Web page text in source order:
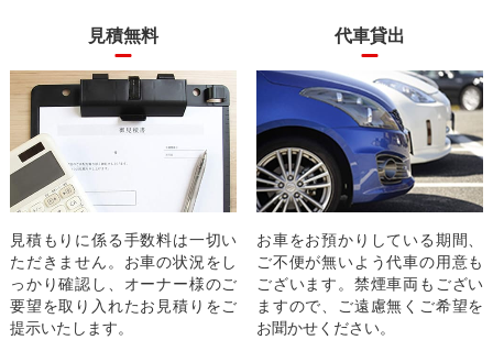
見積無料
見積もりに係る手数料は一切い
ただきません。お車の状況をし
っかり確認し、オーナー様のご
要望を取り入れたお見積りをご
提示いたします。
代車貸出
お車をお預かりしている期間、
ご不便が無いよう代車の用意も
ございます。禁煙車両もござい
ますので、ご遠慮無くご希望を
お聞かせください。